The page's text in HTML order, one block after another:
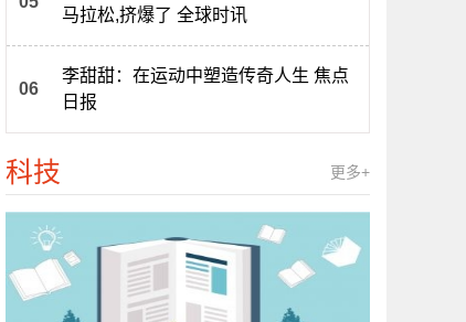
马拉松,挤爆了 全球时讯
李甜甜：在运动中塑造传奇人生 焦点
日报
科技 更多+